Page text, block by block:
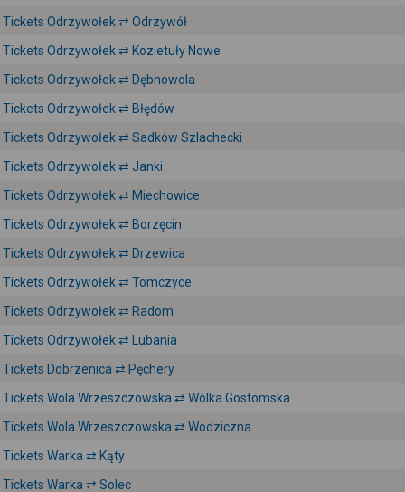
Tickets Odrzywołek ⇄ Odrzywół
Tickets Odrzywołek ⇄ Kozietuły Nowe
Tickets Odrzywołek ⇄ Dębnowola
Tickets Odrzywołek ⇄ Błędów
Tickets Odrzywołek ⇄ Sadków Szlachecki
Tickets Odrzywołek ⇄ Janki
Tickets Odrzywołek ⇄ Miechowice
Tickets Odrzywołek ⇄ Borzęcin
Tickets Odrzywołek ⇄ Drzewica
Tickets Odrzywołek ⇄ Tomczyce
Tickets Odrzywołek ⇄ Radom
Tickets Odrzywołek ⇄ Lubania
Tickets Dobrzenica ⇄ Pęchery
Tickets Wola Wrzeszczowska ⇄ Wólka Gostomska
Tickets Wola Wrzeszczowska ⇄ Wodziczna
Tickets Warka ⇄ Kąty
Tickets Warka ⇄ Solec